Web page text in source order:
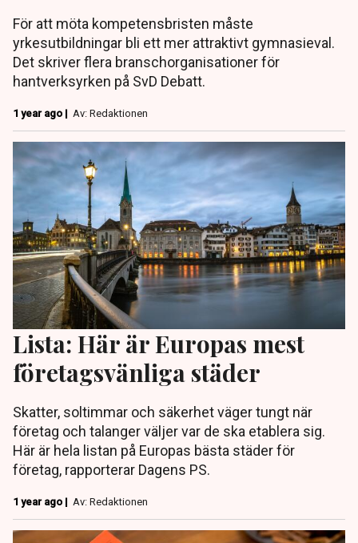
För att möta kompetensbristen måste
yrkesutbildningar bli ett mer attraktivt gymnasieval.
Det skriver flera branschorganisationer för
hantverksyrken på SvD Debatt.
1 year ago | Av: Redaktionen
Lista: Här är Europas mest
företagsvänliga städer
Skatter, soltimmar och säkerhet väger tungt när
företag och talanger väljer var de ska etablera sig.
Här är hela listan på Europas bästa städer för
företag, rapporterar Dagens PS.
1 year ago | Av: Redaktionen